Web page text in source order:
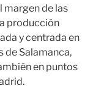
margen de las
producción
y centrada en
de Salamanca,
en puntos